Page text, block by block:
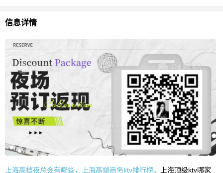
信息详情
上海高档夜总会有哪些，上海高端商务ktv排行榜。 上海顶级ktv哪家